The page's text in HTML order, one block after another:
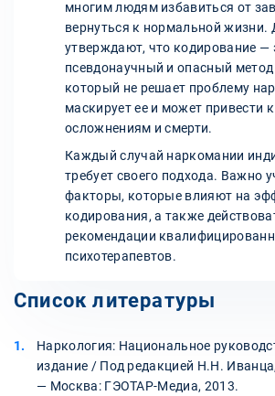
многим людям избавиться от
вернуться к нормальной жизни.
утверждают, что кодирование —
псевдонаучный и опасный метод
который не решает проблему
маскирует ее и может привести
осложнениям и смерти.
Каждый случай наркомании
требует своего подхода. Важно
факторы, которые влияют на
кодирования, а также
рекомендации
психотерапевтов.
Список литературы
Наркология: Национальное
издание / Под редакцией Н.Н.
— Москва: ГЭОТАР-Медиа, 2013.